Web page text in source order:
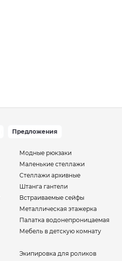
Предложения
Модные рюкзаки
Маленькие стеллажи
Стеллажи архивные
Штанга гантели
Встраиваемые сейфы
Металлическая этажерка
Палатка водонепроницаемая
Мебель в детскую комнату
Экипировка для роликов